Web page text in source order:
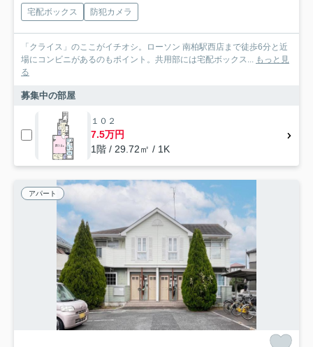
宅配ボックス 防犯カメラ
「クライス」のここがイチオシ。ローソン 南柏駅西店まで徒歩6分と近
場にコンビニがあるのもポイント。共用部には宅配ボックス...
もっと見
る
募集中の部屋
１０２
7.5万円
1階 / 29.72㎡ / 1K
アパート